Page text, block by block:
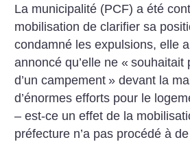
La municipalité (PCF) a été
mobilisation de clarifier sa
condamné les expulsions, elle
annoncé qu’elle ne « souhaitait
d’un campement » devant la
d’énormes efforts pour le
– est-ce un effet de la
préfecture n’a pas procédé à